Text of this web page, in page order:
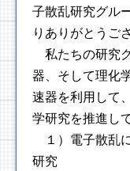
子散乱研究グル
りありがとうご
私たちの研究
器、そして理化
速器を利用して
学研究を推進し
１）電子散乱
研究